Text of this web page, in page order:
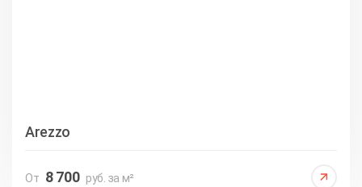
Arezzo
От 8 700 руб. за м²